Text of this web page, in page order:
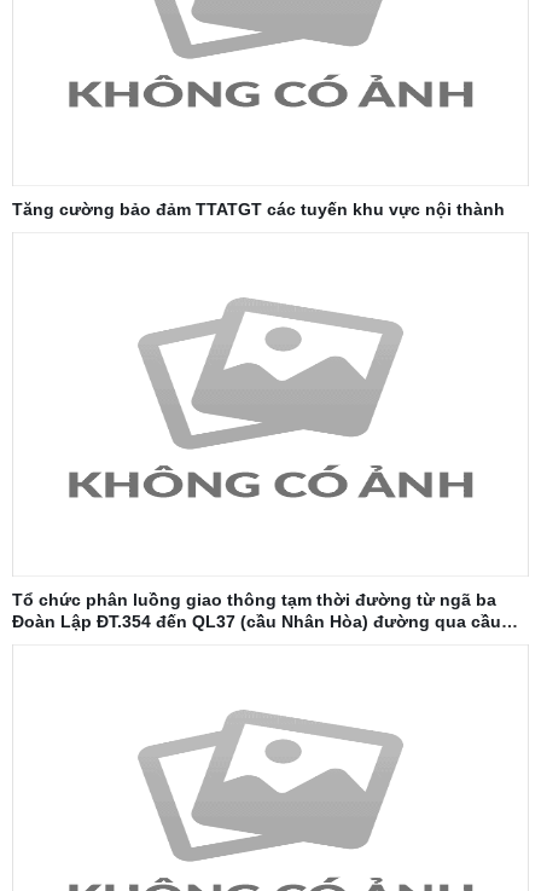
Tăng cường bảo đảm TTATGT các tuyến khu vực nội thành
Tổ chức phân luồng giao thông tạm thời đường từ ngã ba
Đoàn Lập ĐT.354 đến QL37 (cầu Nhân Hòa) đường qua cầu
Đăng